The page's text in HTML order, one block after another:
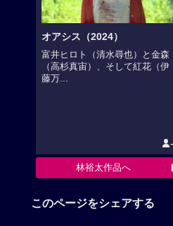
オアシス（2024）
富井ヒロト（清水尋也）と金森
（高杉真宙）、そして紅花（伊
藤万...
-
林裕太作品へ
このページをシェアする